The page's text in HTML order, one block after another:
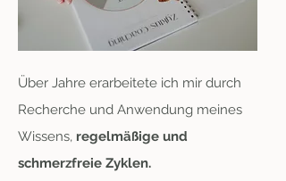
Über Jahre erarbeitete ich mir durch
Recherche und Anwendung meines
Wissens, regelmäßige und
schmerzfreie Zyklen.